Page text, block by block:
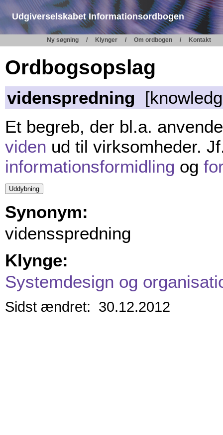
Udgiverselskabet Informationsordbogen
Ny søgning Klynger Om ordbogen Kontakt
Ordbogsopslag
videnspredning
Et begreb, der bl.a.
viden ud til virksomheder.
informationsformidling og
Synonym:
vidensspredning
Klynge:
Systemdesign og
Sidst ændret: 30.12.2012